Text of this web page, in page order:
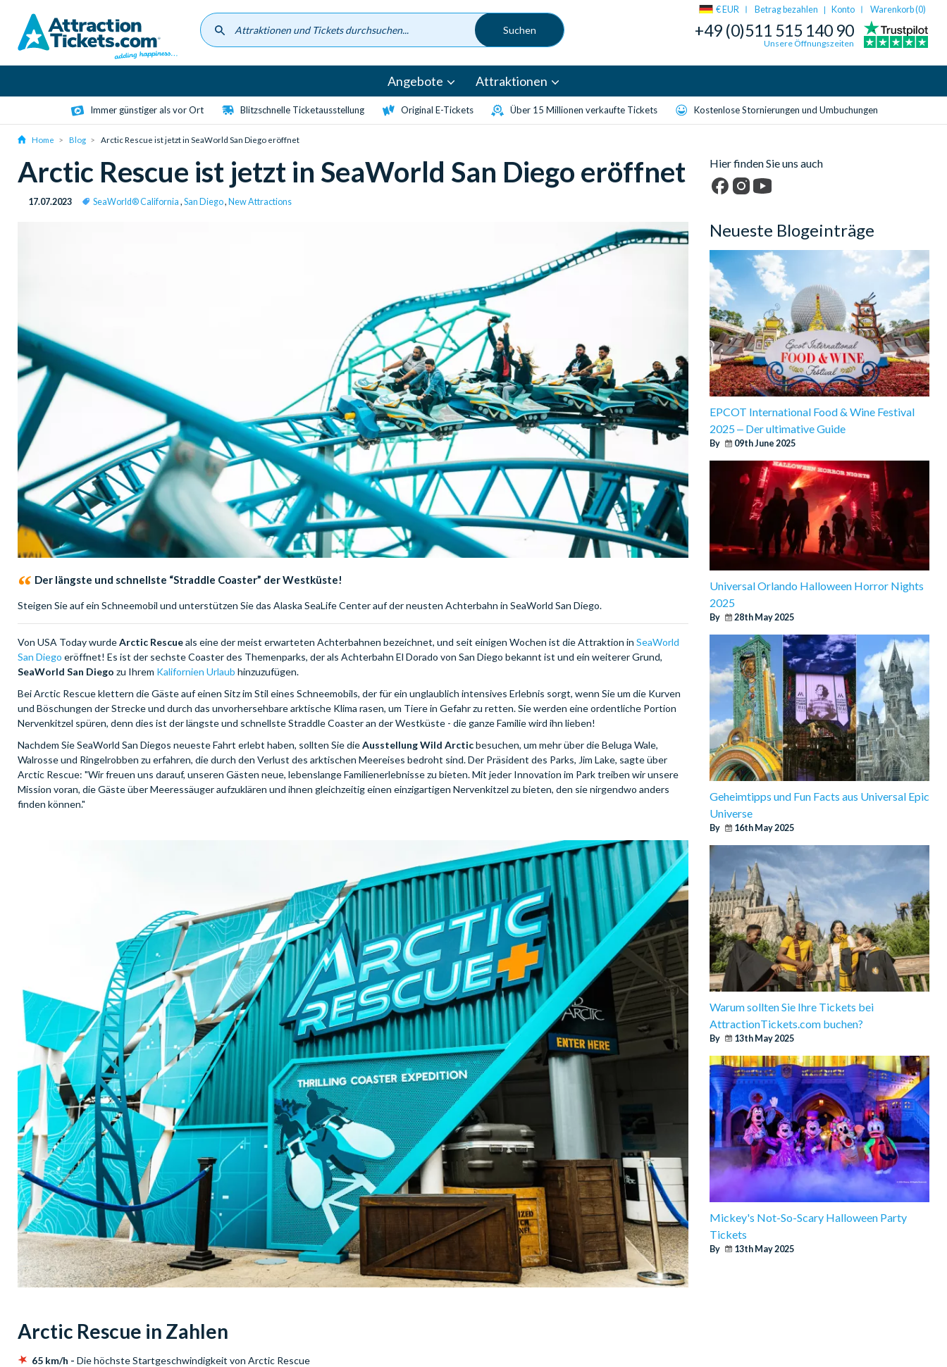
content
€ EUR Betrag bezahlen | Konto Warenkorb (0)
+49 (0)511 515 140 90
Unsere Öffnungszeiten
Angebote Attraktionen
Immer günstiger als vor Ort Blitzschnelle Ticketausstellung Original E-Tickets Über 15 Millionen verkaufte Tickets Kostenlose Stornierungen und Umbuchungen
Home Blog Arctic Rescue ist jetzt in SeaWorld San Diego eröffnet
Arctic Rescue ist jetzt in SeaWorld San Diego eröffnet
17.07.2023 SeaWorld® California , San Diego, New Attractions
Der längste und schnellste “Straddle Coaster” der Westküste!
Steigen Sie auf ein Schneemobil und unterstützen Sie das Alaska SeaLife Center auf der neusten Achterbahn in SeaWorld San Diego.
Von USA Today wurdeArctic Rescueals eine der meist erwarteten Achterbahnen bezeichnet, und seit einigen Wochen ist die Attraktion in SeaWorld
San Diego eröffnet! Es ist der sechste Coaster des Themenparks, der als Achterbahn El Dorado von San Diego bekannt ist und ein weiterer Grund,
SeaWorld San Diego zu Ihrem Kalifornien Urlaub hinzuzufügen.
Bei Arctic Rescue klettern die Gäste auf einen Sitz im Stil eines Schneemobils, der für ein unglaublich intensives Erlebnis sorgt, wenn Sie um die Kurven
und Böschungen der Strecke und durch das unvorhersehbare arktische Klima rasen, um Tiere in Gefahr zu retten. Sie werden eine ordentliche Portion
Nervenkitzel spüren, denn dies ist der längste und schnellste Straddle Coaster an der Westküste - die ganze Familie wird ihn lieben!
Nachdem Sie SeaWorld San Diegos neueste Fahrt erlebt haben, sollten Sie dieAusstellung Wild Arcticbesuchen, um mehr über die Beluga Wale,
Walrosse und Ringelrobben zu erfahren, die durch den Verlust des arktischen Meereises bedroht sind. Der Präsident des Parks, Jim Lake, sagte über
Arctic Rescue: "Wir freuen uns darauf, unseren Gästen neue, lebenslange Familienerlebnisse zu bieten. Mit jeder Innovation im Park treiben wir unsere
Mission voran, die Gäste über Meeressäuger aufzuklären und ihnen gleichzeitig einen einzigartigen Nervenkitzel zu bieten, den sie nirgendwo anders
finden können."
Arctic Rescue in Zahlen
65 km/h - Die höchste Startgeschwindigkeit von Arctic Rescue
Hier finden Sie uns auch
Neueste Blogeinträge
EPCOT International Food & Wine Festival
2025 ‒ Der ultimative Guide
By 09th June 2025
Universal Orlando Halloween Horror Nights
2025
By 28th May 2025
Geheimtipps und Fun Facts aus Universal Epic
Universe
By 16th May 2025
Warum sollten Sie Ihre Tickets bei
AttractionTickets.com buchen?
By 13th May 2025
Mickey's Not-So-Scary Halloween Party
Tickets
By 13th May 2025